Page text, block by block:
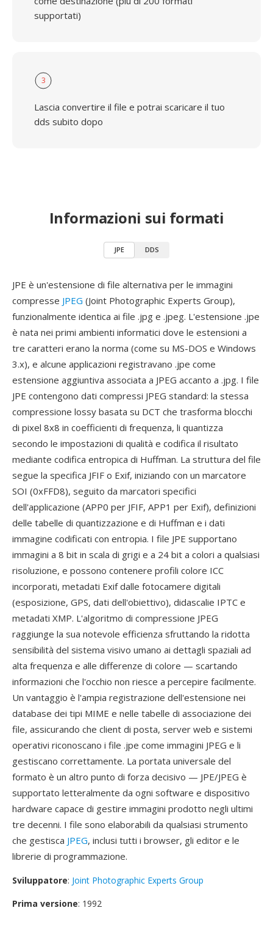
supportati)
3
Lascia convertire il file e potrai scaricare il tuo
dds subito dopo
Informazioni sui formati
JPE DDS
JPE è un'estensione di file alternativa per le immagini
compresse JPEG (Joint Photographic Experts Group),
funzionalmente identica ai file .jpg e .jpeg. L'estensione .jpe
è nata nei primi ambienti informatici dove le estensioni a
tre caratteri erano la norma (come su MS-DOS e Windows
3.x), e alcune applicazioni registravano .jpe come
estensione aggiuntiva associata a JPEG accanto a .jpg. I file
JPE contengono dati compressi JPEG standard: la stessa
compressione lossy basata su DCT che trasforma blocchi
di pixel 8x8 in coefficienti di frequenza, li quantizza
secondo le impostazioni di qualità e codifica il risultato
mediante codifica entropica di Huffman. La struttura del file
segue la specifica JFIF o Exif, iniziando con un marcatore
SOI (0xFFD8), seguito da marcatori specifici
dell'applicazione (APP0 per JFIF, APP1 per Exif), definizioni
delle tabelle di quantizzazione e di Huffman e i dati
immagine codificati con entropia. I file JPE supportano
immagini a 8 bit in scala di grigi e a 24 bit a colori a qualsiasi
risoluzione, e possono contenere profili colore ICC
incorporati, metadati Exif dalle fotocamere digitali
(esposizione, GPS, dati dell'obiettivo), didascalie IPTC e
metadati XMP. L'algoritmo di compressione JPEG
raggiunge la sua notevole efficienza sfruttando la ridotta
sensibilità del sistema visivo umano ai dettagli spaziali ad
alta frequenza e alle differenze di colore — scartando
informazioni che l'occhio non riesce a percepire facilmente.
Un vantaggio è l'ampia registrazione dell'estensione nei
database dei tipi MIME e nelle tabelle di associazione dei
file, assicurando che client di posta, server web e sistemi
operativi riconoscano i file .jpe come immagini JPEG e li
gestiscano correttamente. La portata universale del
formato è un altro punto di forza decisivo — JPE/JPEG è
supportato letteralmente da ogni software e dispositivo
hardware capace di gestire immagini prodotto negli ultimi
tre decenni. I file sono elaborabili da qualsiasi strumento
che gestisca JPEG, inclusi tutti i browser, gli editor e le
librerie di programmazione.
Sviluppatore: Joint Photographic Experts Group
Prima versione: 1992